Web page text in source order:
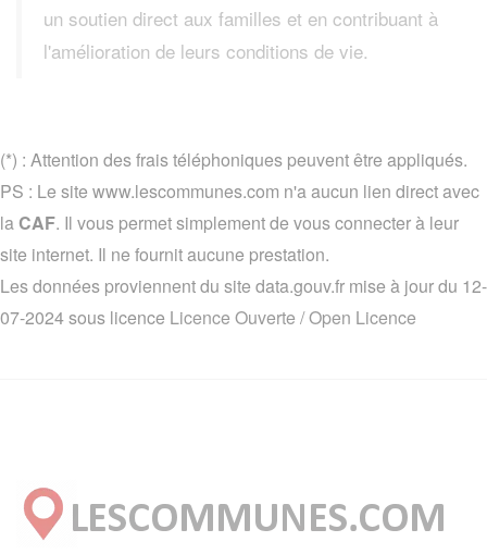
un soutien direct aux familles et en contribuant à
l'amélioration de leurs conditions de vie.
(*) : Attention des frais téléphoniques peuvent être appliqués.
PS : Le site www.lescommunes.com n'a aucun lien direct avec
laCAF. Il vous permet simplement de vous connecter à leur
site internet. Il ne fournit aucune prestation.
Les données proviennent du site data.gouv.fr mise à jour du 12-
07-2024 sous licence Licence Ouverte / Open Licence